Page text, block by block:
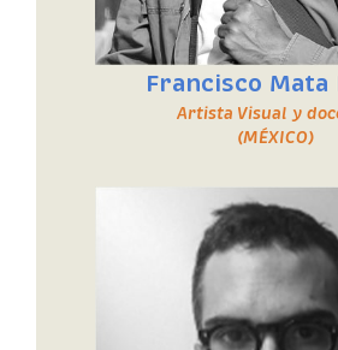
Francisco Mata
Artista Visual y
(MÉXICO)